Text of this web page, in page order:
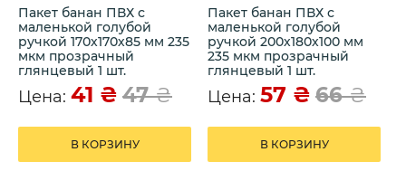
Пакет банан ПВХ с
маленькой голубой
ручкой 170х170х85 мм 235
мкм прозрачный
глянцевый 1 шт.
Цена: 41 ₴ 47₴
В КОРЗИНУ
Пакет банан ПВХ с
маленькой голубой
ручкой 200х180х100 мм
235 мкм прозрачный
глянцевый 1 шт.
Цена: 57 ₴ 66₴
В КОРЗИНУ